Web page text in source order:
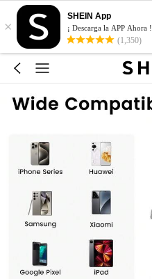
×
SHEIN App
¡ Descarga la APP Ahora !
(1,350)